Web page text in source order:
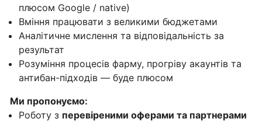
плюсом Google / native)
Вміння працювати з великими бюджетами
Аналітичне мислення та відповідальність за
результат
Розуміння процесів фарму, прогріву акаунтів та
антибан-підходів — буде плюсом
Ми пропонуємо:
Роботу з перевіреними оферами та партнерами